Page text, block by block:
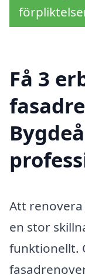
Få 3
Att
en stor
funktionellt.